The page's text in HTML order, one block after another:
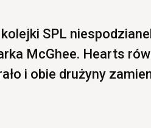
SPL
McGhee. Hearts
i obie drużyny